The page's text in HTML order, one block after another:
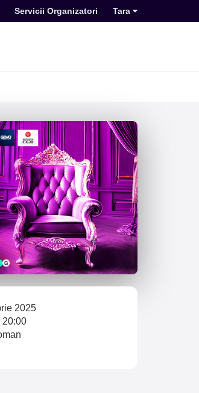
Servicii Organizatori Tara
2025
20:00